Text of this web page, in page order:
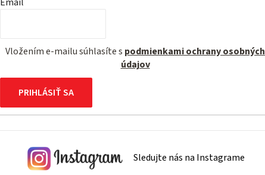
Vložením e-mailu súhlasíte s podmienkami ochrany osobných
údajov
PRIHLÁSIŤ SA
Sledujte nás na Instagrame